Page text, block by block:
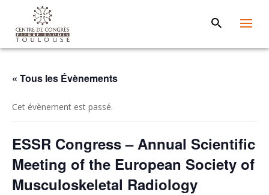
« Tous les Évènements
Cet évènement est passé.
ESSR Congress – Annual Scientific
Meeting of the European Society of
Musculoskeletal Radiology